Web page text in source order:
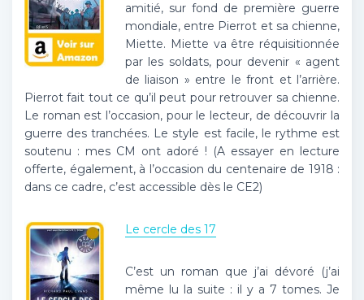
amitié, sur fond de première guerre
mondiale, entre Pierrot et sa chienne,
Miette. Miette va être réquisitionnée
par les soldats, pour devenir « agent
de liaison » entre le front et l’arrière.
Pierrot fait tout ce qu’il peut pour retrouver sa chienne.
Le roman est l’occasion, pour le lecteur, de découvrir la
guerre des tranchées. Le style est facile, le rythme est
soutenu : mes CM ont adoré ! (A essayer en lecture
offerte, également, à l’occasion du centenaire de 1918 :
dans ce cadre, c’est accessible dès le CE2)
Le cercle des 17
C’est un roman que j’ai dévoré (j’ai
même lu la suite : il y a 7 tomes. Je